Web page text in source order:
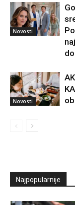
Novosti
Novosti
Najpopularnije